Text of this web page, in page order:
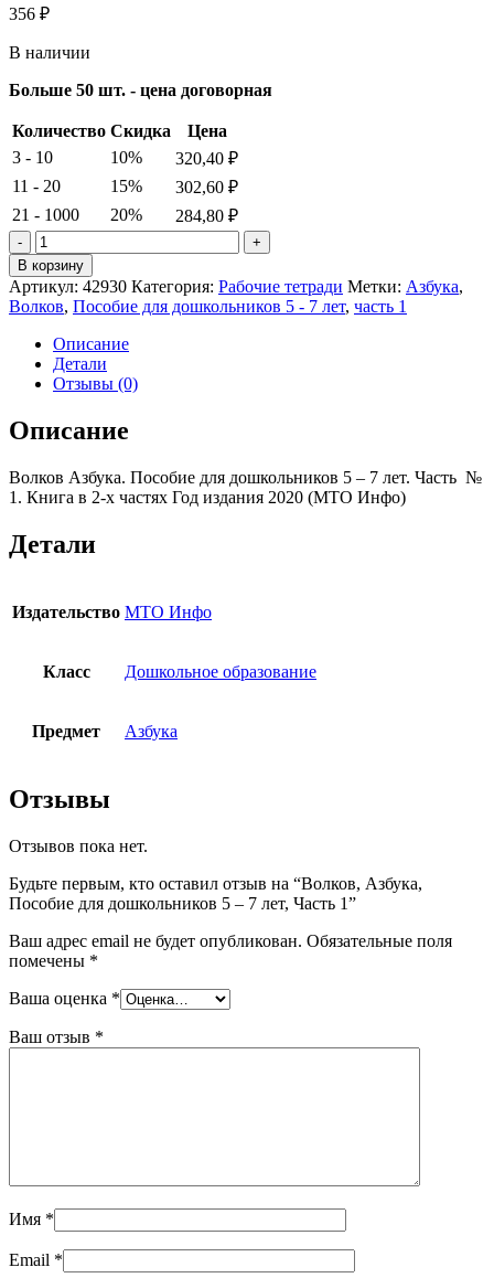
356 ₽
В наличии
Больше 50 шт. - цена договорная
Количество Скидка
Цена
3 - 10
10% 320,40 ₽
11 - 20
15% 302,60 ₽
21 - 1000
20% 284,80 ₽
Количество
товара
Волков,
Азбука,
Пособие
для
дошкольников
5
лет,
1
В корзину
Артикул: 42930 Категория: Рабочие тетради Метки: Азбука,
Волков, Пособие для дошкольников 5 - 7 лет, часть 1
Описание
Детали
Отзывы (0)
Описание
Волков Азбука. Пособие для дошкольников 5 – 7 лет. Часть №
1. Книга в 2-х частях Год издания 2020 (МТО Инфо)
Детали
Издательство МТО Инфо
Класс Дошкольное образование
Предмет Азбука
Отзывы
Отзывов пока нет.
Будьте первым, кто оставил отзыв на “Волков, Азбука,
Пособие для дошкольников 5 – 7 лет, Часть 1”
Ваш адрес email не будет опубликован. Обязательные поля
помечены *
Ваша оценка *
Ваш отзыв *
Имя *
Email *